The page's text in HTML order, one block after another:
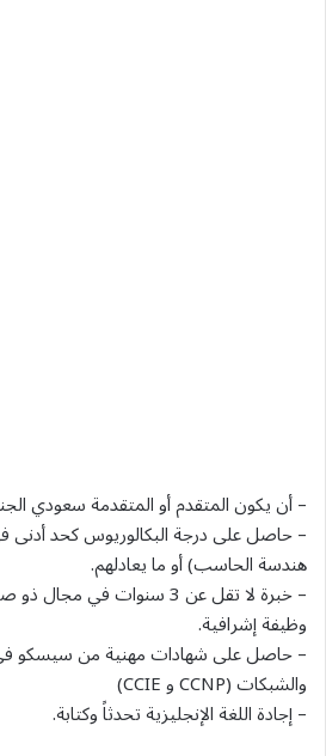
– أن يكون المتقدم أو المتقدمة سعودي
– حاصل على درجة البكالوريوس كحد
هندسة الحاسب) أو ما يعادلهم.
– خبرة لا تقل عن 3 سنوات
وظيفة إشرافية.
– حاصل على شهادات مهنية من سيسكو
والشبكات (CCNP و CCIE)
– إجادة اللغة الإنجليزية تحدثاً وكتابة.